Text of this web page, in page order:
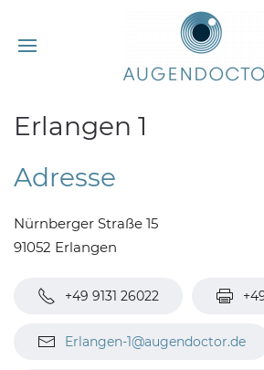
Erlangen 1
Adresse
Nürnberger Straße 15
91052 Erlangen
+49 9131 26022
Erlangen-1@augendoctor.de